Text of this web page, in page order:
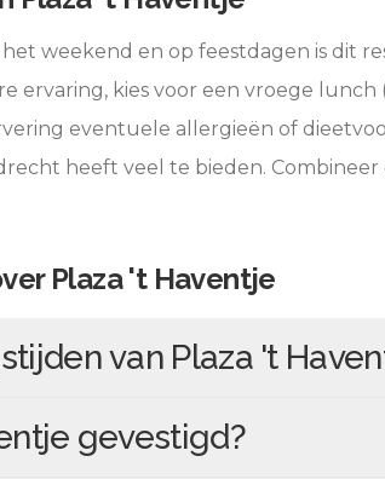
het weekend en op feestdagen is dit
ervaring, kies voor een vroege lunch
eventuele allergieën of
heeft veel te bieden.
Plaza 't Haventje
van Plaza 't
gevestigd?